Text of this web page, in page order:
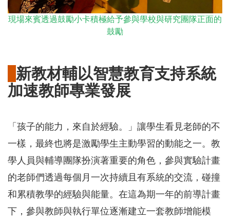
現場來賓透過鼓勵小卡積極給予參與學校與研究團隊正面的
鼓勵
新教材輔以智慧教育支持系統
加速教師專業發展
「孩子的能力，來自於經驗。」讓學生看見老師的不
一樣，最終也將是激勵學生主動學習的動能之一。教
學人員與輔導團隊扮演著重要的角色，參與實驗計畫
的老師們透過每個月一次持續且有系統的交流，碰撞
和累積教學的經驗與能量。在這為期一年的前導計畫
下，參與教師與執行單位逐漸建立一套教師增能模